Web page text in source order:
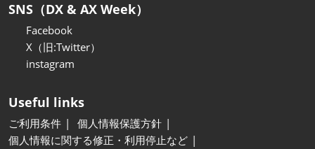
SNS（DX & AX Week）
Facebook
X（旧:Twitter）
instagram
Useful links
ご利用条件
個人情報保護方針
個人情報に関する修正・利用停止など